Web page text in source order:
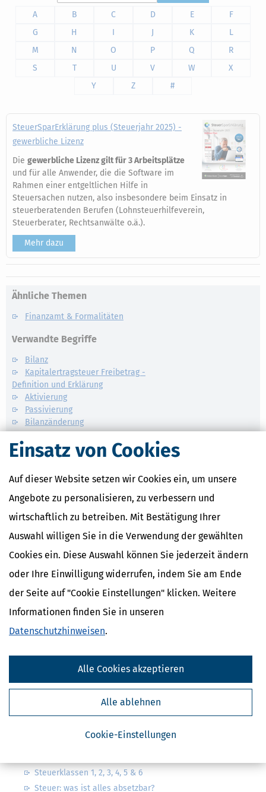
Einsatz von Cookies
Auf dieser Website setzen wir Cookies ein, um unsere
Angebote zu personalisieren, zu verbessern und
wirtschaftlich zu betreiben. Mit Bestätigung Ihrer
Auswahl willigen Sie in die Verwendung der gewählten
Cookies ein. Diese Auswahl können Sie jederzeit ändern
oder Ihre Einwilligung widerrufen, indem Sie am Ende
der Seite auf "Cookie Einstellungen" klicken. Weitere
Informationen finden Sie in unseren
Datenschutzhinweisen.
Cookie-Einstellungen
Alle ablehnen
Alle Cookies akzeptieren
A
B C D E
F
G
H I J K
L
M
N O P Q
R
S
T U V W
X
Y
Z #
SteuerSparErklärung plus (Steuerjahr 2025) -
gewerbliche Lizenz
Die gewerbliche Lizenz gilt für 3 Arbeitsplätze
und für alle Anwender, die die Software im
Rahmen einer entgeltlichen Hilfe in
Steuersachen nutzen, also insbesondere beim Einsatz in
steuerberatenden Berufen (Lohnsteuerhilfeverein,
Steuerberater, Rechtsanwälte o.ä.).
Mehr dazu
Ähnliche Themen
Finanzamt & Formalitäten
Verwandte Begriffe
Bilanz
Kapitalertragsteuer Freibetrag -
Definition und Erklärung
Aktivierung
Passivierung
Bilanzänderung
Kostenlose Steuertipps & News
Steuertipps Selbstständige
Ja, ich möchte die kostenlosen Newsletter
von Steuertipps abonnieren. Die
habe ich gelesen.
Meine Einwilligung kann ich jederzeit durch
Abbestellung des Newsletters widerrufen.
Steuerklassen 1, 2, 3, 4, 5 & 6
Steuer: was ist alles absetzbar?